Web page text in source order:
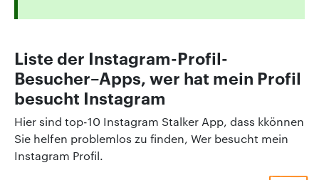
Liste der Instagram-Profil-
Besucher–Apps, wer hat mein Profil
besucht Instagram
Hier sind top-10 Instagram Stalker App, dass kkönnen
Sie helfen problemlos zu finden, Wer besucht mein
Instagram Profil.